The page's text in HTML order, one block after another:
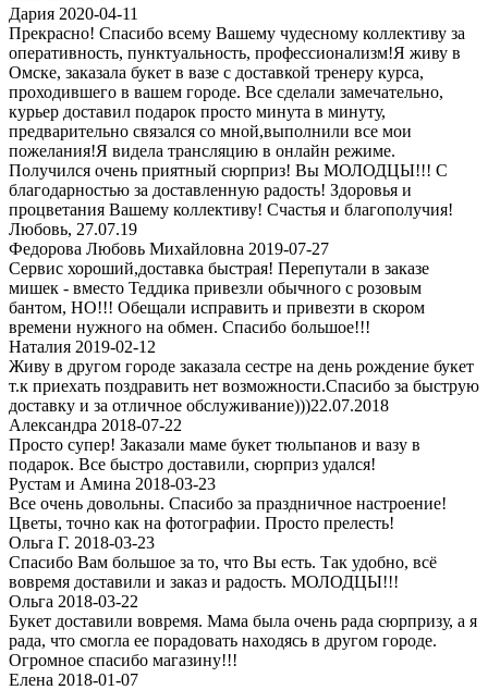
Дария 2020-04-11
Прекрасно! Спасибо всему Вашему чудесному коллективу за
оперативность, пунктуальность, профессионализм!Я живу в
Омске, заказала букет в вазе с доставкой тренеру курса,
проходившего в вашем городе. Все сделали замечательно,
курьер доставил подарок просто минута в минуту,
предварительно связался со мной,выполнили все мои
пожелания!Я видела трансляцию в онлайн режиме.
Получился очень приятный сюрприз! Вы МОЛОДЦЫ!!! С
благодарностью за доставленную радость! Здоровья и
процветания Вашему коллективу! Счастья и благополучия!
Любовь, 27.07.19
Федорова Любовь Михайловна 2019-07-27
Сервис хороший,доставка быстрая! Перепутали в заказе
мишек - вместо Теддика привезли обычного с розовым
бантом, НО!!! Обещали исправить и привезти в скором
времени нужного на обмен. Спасибо большое!!!
Наталия 2019-02-12
Живу в другом городе заказала сестре на день рождение букет
т.к приехать поздравить нет возможности.Спасибо за быструю
доставку и за отличное обслуживание)))22.07.2018
Александра 2018-07-22
Просто супер! Заказали маме букет тюльпанов и вазу в
подарок. Все быстро доставили, сюрприз удался!
Рустам и Амина 2018-03-23
Все очень довольны. Спасибо за праздничное настроение!
Цветы, точно как на фотографии. Просто прелесть!
Ольга Г. 2018-03-23
Спасибо Вам большое за то, что Вы есть. Так удобно, всё
вовремя доставили и заказ и радость. МОЛОДЦЫ!!!
Ольга 2018-03-22
Букет доставили вовремя. Мама была очень рада сюрпризу, а я
рада, что смогла ее порадовать находясь в другом городе.
Огpомное спасибо магазину!!!
Елена 2018-01-07